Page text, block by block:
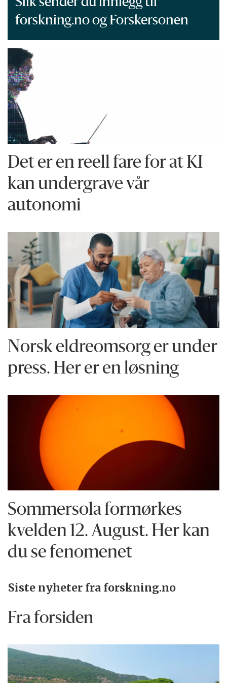
forskning.no og Forskersonen
Det er en reell fare for at KI
kan undergrave vår
autonomi
Norsk eldreomsorg er under
press. Her er en løsning
Sommersola formørkes
kvelden 12. August. Her kan
du se fenomenet
Siste nyheter fra forskning.no
Fra forsiden